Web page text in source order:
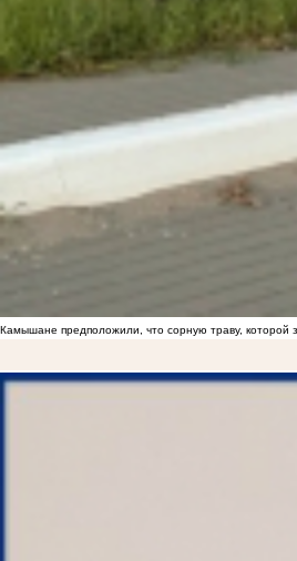
Камышане предположили, что сорную траву, которой